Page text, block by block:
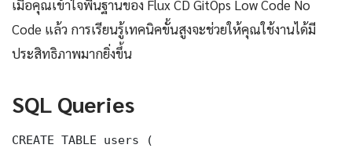
เมื่อคุณเข้าใจพื้นฐานของ Flux CD GitOps Low Code No
Code แล้ว การเรียนรู้เทคนิคขั้นสูงจะช่วยให้คุณใช้งานได้มี
ประสิทธิภาพมากยิ่งขึ้น
SQL Queries
CREATE TABLE users (